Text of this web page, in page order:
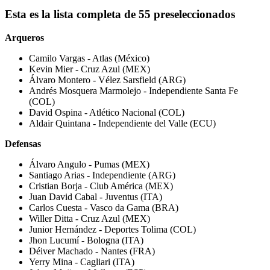
Esta es la lista completa de 55 preseleccionados
Arqueros
Camilo Vargas - Atlas (México)
Kevin Mier - Cruz Azul (MEX)
Álvaro Montero - Vélez Sarsfield (ARG)
Andrés Mosquera Marmolejo - Independiente Santa Fe
(COL)
David Ospina - Atlético Nacional (COL)
Aldair Quintana - Independiente del Valle (ECU)
Defensas
Álvaro Angulo - Pumas (MEX)
Santiago Arias - Independiente (ARG)
Cristian Borja - Club América (MEX)
Juan David Cabal - Juventus (ITA)
Carlos Cuesta - Vasco da Gama (BRA)
Willer Ditta - Cruz Azul (MEX)
Junior Hernández - Deportes Tolima (COL)
Jhon Lucumí - Bologna (ITA)
Déiver Machado - Nantes (FRA)
Yerry Mina - Cagliari (ITA)